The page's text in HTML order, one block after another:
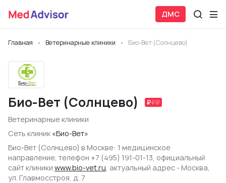
ДМС
Главная Ветеринарные клиники Био-Вет (Солнцево)
Био-Вет (Солнцево)
Ветеринарные клиники
Сеть клиник «Био-Вет»
Био-Вет (Солнцево) в Москве: 1 медицинское
направление, телефон +7 (495) 191-01-13, официальный
сайт клиники www.bio-vet.ru, актуальный адрес - Москва,
ул. Главмосстроя, д. 7